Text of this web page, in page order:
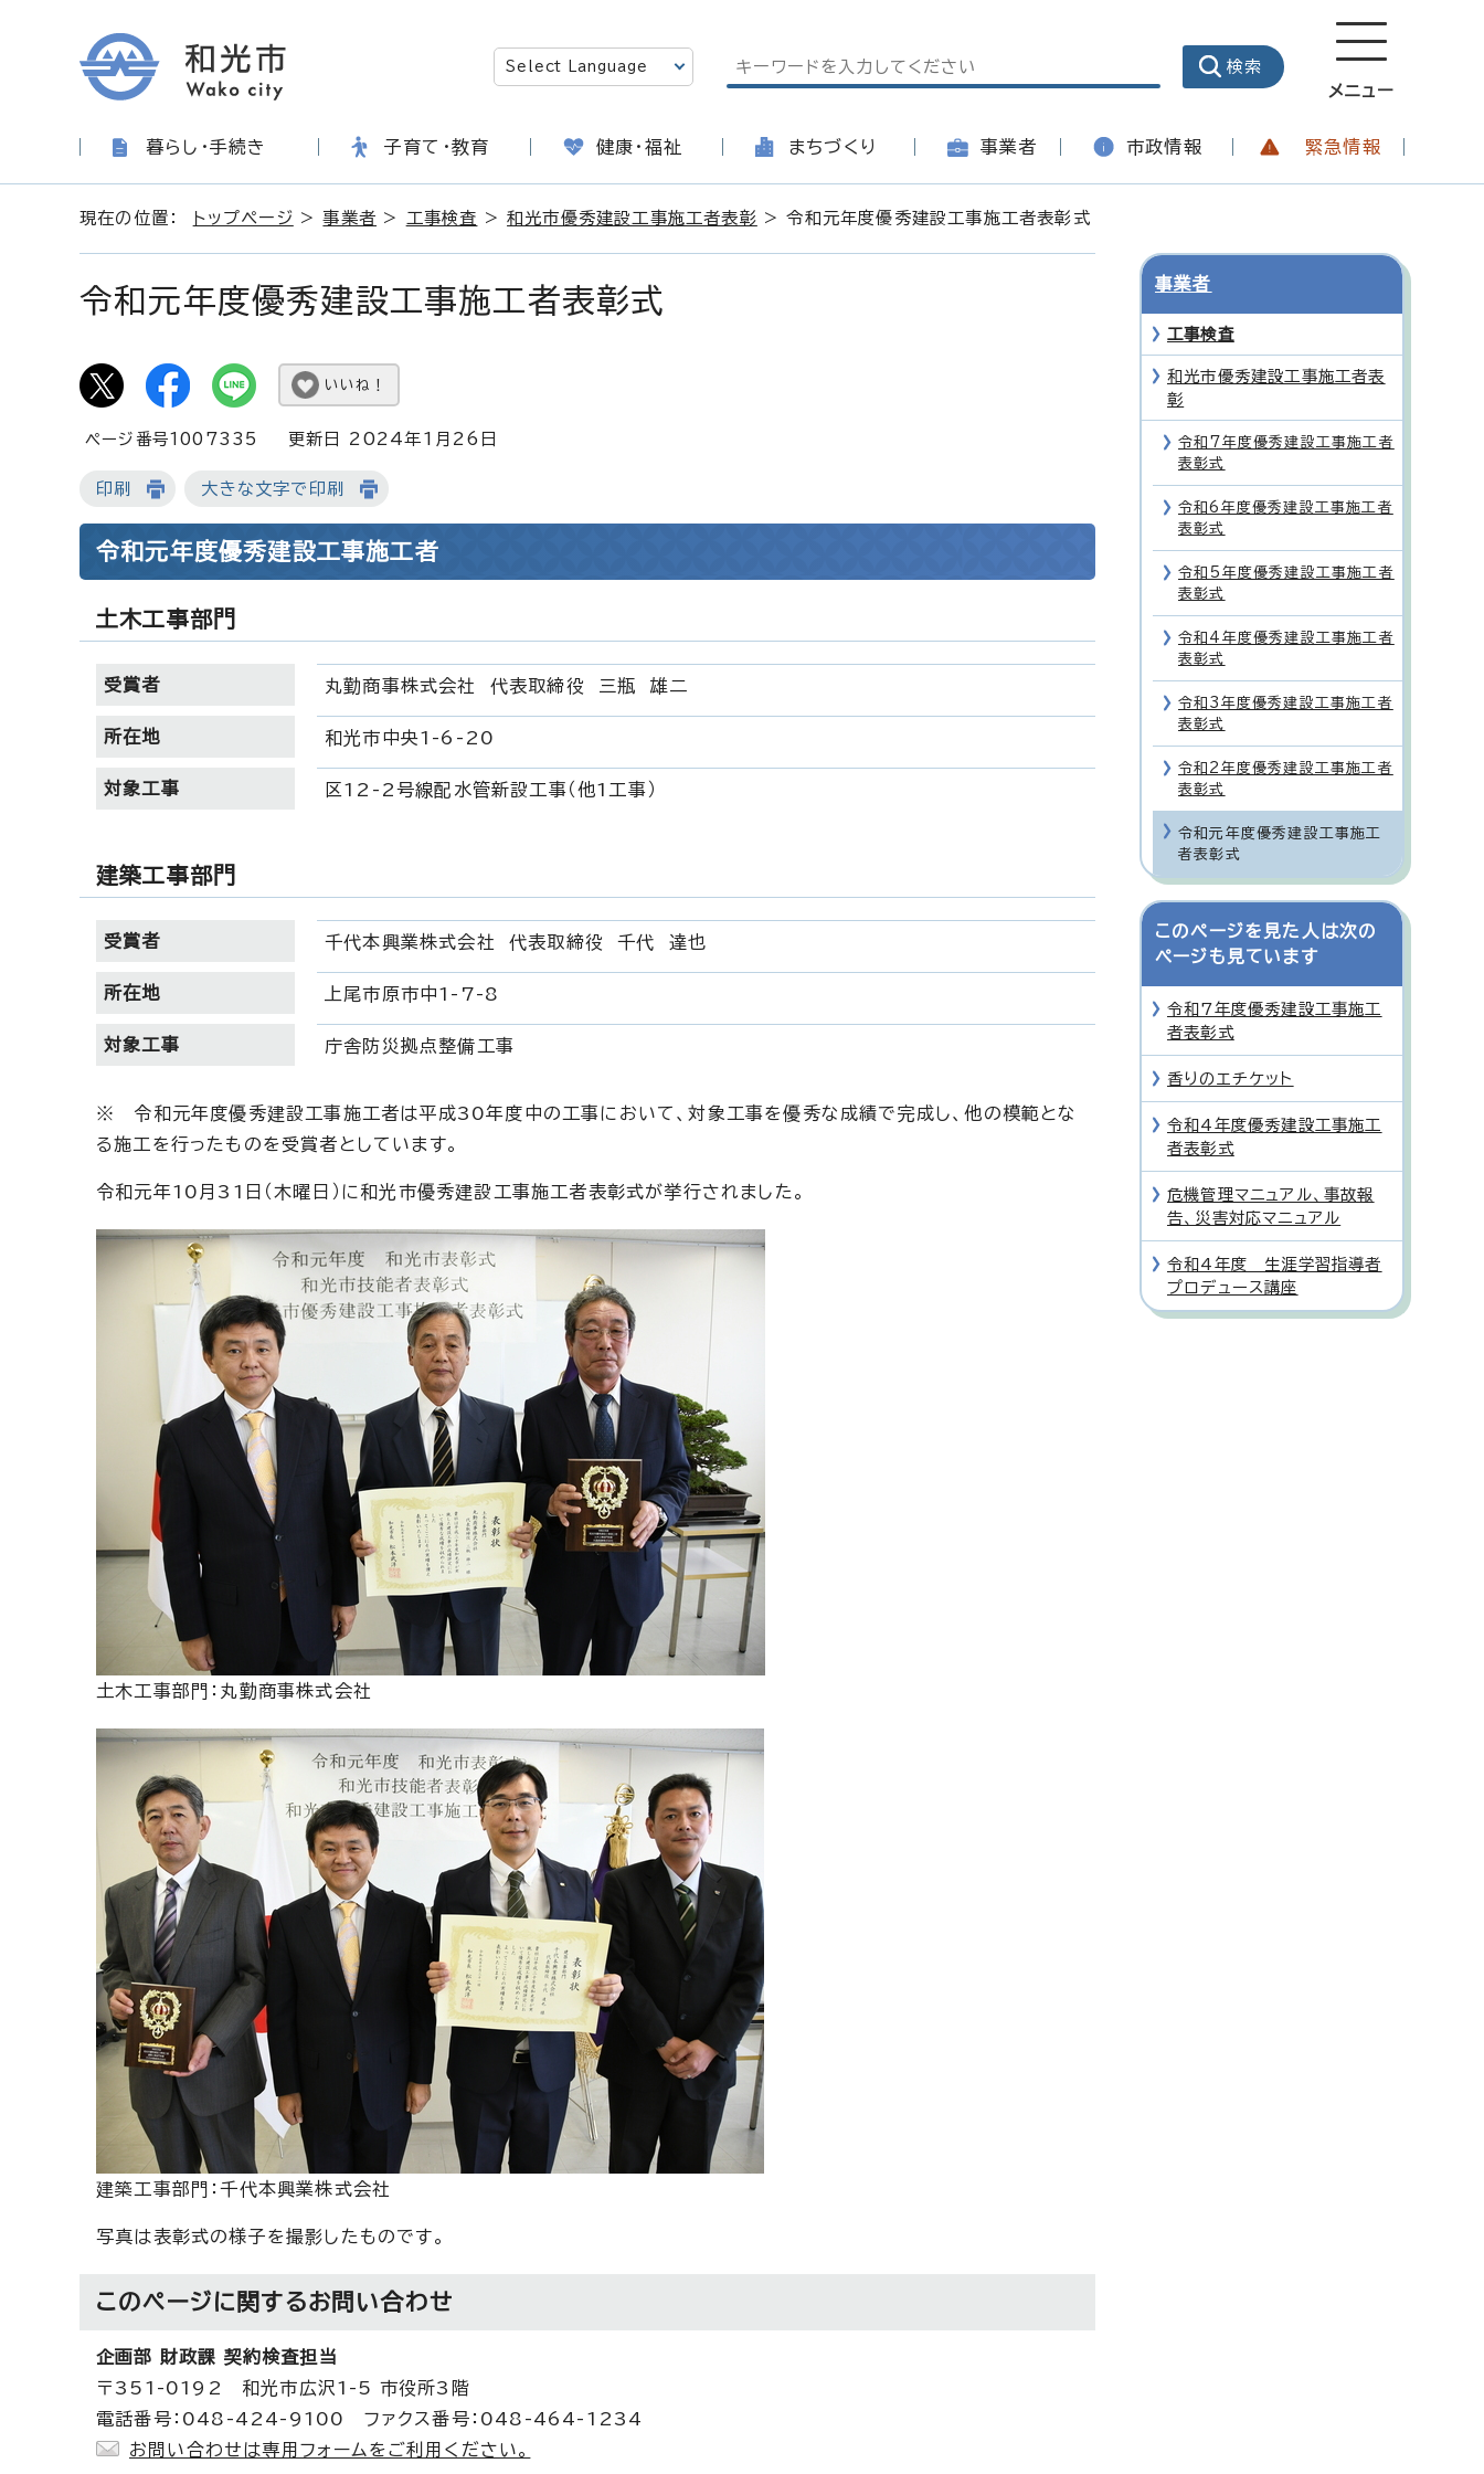
メニュー
暮らし・手続き 子育て・教育 健康・福祉 まちづくり 事業者 市政情報 緊急情報
現在の位置： トップページ >事業者 > 工事検査 >和光市優秀建設工事施工者表彰 > 令和元年度優秀建設工事施工者表彰式
令和元年度優秀建設工事施工者表彰式
いいね！
ページ番号1007335 更新日 2024年1月26日
印刷 大きな文字で印刷
令和元年度優秀建設工事施工者
土木工事部門
受賞者 丸勤商事株式会社 代表取締役 三瓶 雄二
所在地 和光市中央1-6-20
対象工事 区12-2号線配水管新設工事（他1工事）
建築工事部門
受賞者 千代本興業株式会社 代表取締役 千代 達也
所在地 上尾市原市中1-7-8
対象工事 庁舎防災拠点整備工事
※ 令和元年度優秀建設工事施工者は平成30年度中の工事において、対象工事を優秀な成績で完成し、他の模範とな
る施工を行ったものを受賞者としています。
令和元年10月31日（木曜日）に和光市優秀建設工事施工者表彰式が挙行されました。
土木工事部門：丸勤商事株式会社
建築工事部門：千代本興業株式会社
写真は表彰式の様子を撮影したものです。
このページに関するお問い合わせ
企画部 財政課 契約検査担当
〒351-0192 和光市広沢1-5 市役所3階
電話番号：048-424-9100 ファクス番号：048-464-1234
お問い合わせは専用フォームをご利用ください。
事業者
工事検査
和光市優秀建設工事施工者表
彰
令和7年度優秀建設工事施工者
表彰式
令和6年度優秀建設工事施工者
表彰式
令和5年度優秀建設工事施工者
表彰式
令和4年度優秀建設工事施工者
表彰式
令和3年度優秀建設工事施工者
表彰式
令和2年度優秀建設工事施工者
表彰式
令和元年度優秀建設工事施工
者表彰式
このページを見た人は次の
ページも見ています
令和7年度優秀建設工事施工
者表彰式
香りのエチケット
令和4年度優秀建設工事施工
者表彰式
危機管理マニュアル、事故報
告、災害対応マニュアル
令和4年度 生涯学習指導者
プロデュース講座